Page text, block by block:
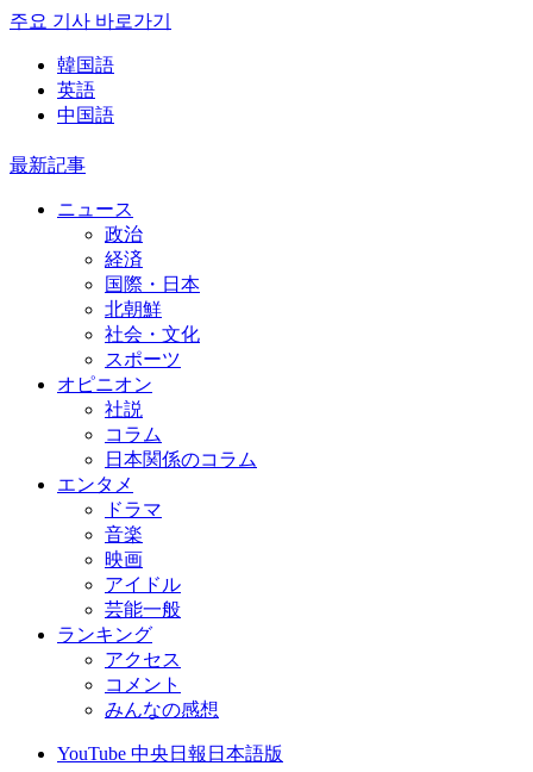
주요 기사 바로가기
韓国語
英語
中国語
最新記事
ニュース
政治
経済
国際・日本
北朝鮮
社会・文化
スポーツ
オピニオン
社説
コラム
日本関係のコラム
エンタメ
ドラマ
音楽
映画
アイドル
芸能一般
ランキング
アクセス
コメント
みんなの感想
YouTube 中央日報日本語版